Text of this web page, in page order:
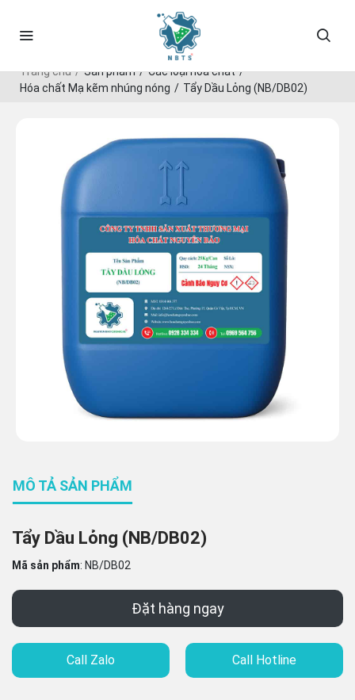
Trang chủ Sản phẩm
Các loại hóa chất
Hóa chất Mạ kẽm nhúng nóng
Tẩy Dầu Lỏng (NB/DB02)
MÔ TẢ SẢN PHẨM
Tẩy Dầu Lỏng (NB/DB02)
Mã sản phẩm: NB/DB02
Đặt hàng ngay
Call Zalo Call Hotline